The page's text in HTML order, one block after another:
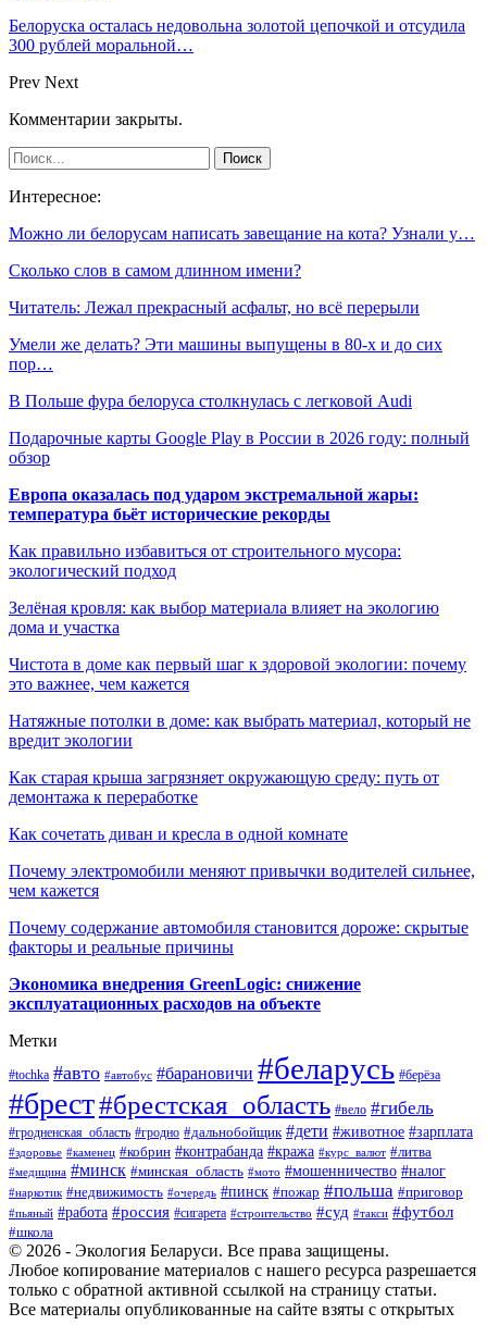
Белоруска осталась недовольна золотой цепочкой и отсудила
300 рублей моральной…
Prev Next
Комментарии закрыты.
Интересное:
Можно ли белорусам написать завещание на кота? Узнали у…
Сколько слов в самом длинном имени?
Читатель: Лежал прекрасный асфальт, но всё перерыли
Умели же делать? Эти машины выпущены в 80-х и до сих
пор…
В Польше фура белоруса столкнулась с легковой Audi
Подарочные карты Google Play в России в 2026 году: полный
обзор
Европа оказалась под ударом экстремальной жары:
температура бьёт исторические рекорды
Как правильно избавиться от строительного мусора:
экологический подход
Зелёная кровля: как выбор материала влияет на экологию
дома и участка
Чистота в доме как первый шаг к здоровой экологии: почему
это важнее, чем кажется
Натяжные потолки в доме: как выбрать материал, который не
вредит экологии
Как старая крыша загрязняет окружающую среду: путь от
демонтажа к переработке
Как сочетать диван и кресла в одной комнате
Почему электромобили меняют привычки водителей сильнее,
чем кажется
Почему содержание автомобиля становится дороже: скрытые
факторы и реальные причины
Экономика внедрения GreenLogic: снижение
эксплуатационных расходов на объекте
Метки
#tochka #авто #автобус #барановичи #беларусь #берёза
#брест#брестская_область #вело #гибель
#гродненская_область #гродно #дальнобойщик #дети #животное #зарплата
#здоровье #каменец #кобрин #контрабанда #кража #курс_валют #литва
#медицина #минск #минская_область #мото #мошенничество #налог
#наркотик #недвижимость #очередь #пинск #пожар #польша #приговор
#пьяный #работа #россия #сигарета #строительство #суд #такси #футбол
#школа
© 2026 - Экология Беларуси. Все права защищены.
Любое копирование материалов с нашего ресурса разрешается
только с обратной активной ссылкой на страницу статьи.
Все материалы опубликованные на сайте взяты с открытых